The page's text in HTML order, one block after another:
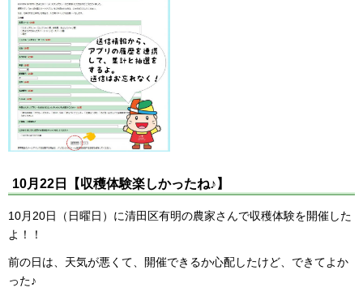
10月22日【収穫体験楽しかったね♪】
10月20日（日曜日）に清田区有明の農家さんで収穫体験を開催した
よ！！
前の日は、天気が悪くて、開催できるか心配したけど、できてよか
った♪